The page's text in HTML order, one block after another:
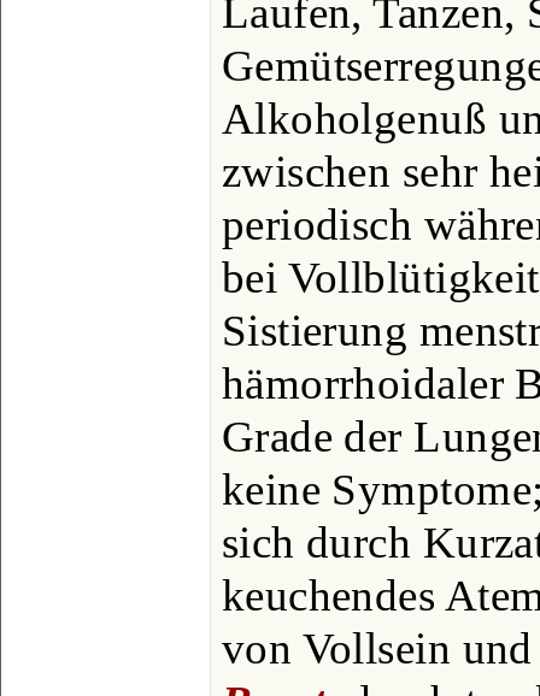
Laufen, Tanzen,
Alkoholgenuß
zwischen sehr
periodisch
bei
Sistierung
hämorrhoidaler
Grade der
keine
sich durch
keuchendes
von Vollsein